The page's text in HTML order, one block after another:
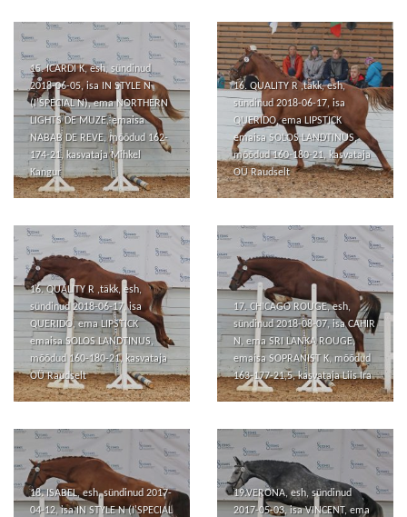
15. ICARDI K, esh, sündinud
2018-06-05, isa IN STYLE N
(I'SPECIAL N), ema NORTHERN
LIGHTS DE MUZE, emaisa
NABAB DE REVE, mõõdud 162-
174-21, kasvataja Mihkel
Kangur
16. QUALITY R ,täkk, esh,
sündinud 2018-06-17, isa
QUERIDO, ema LIPSTICK
emaisa SOLOS LANDTINUS,
mõõdud 160-180-21, kasvataja
OÜ Raudselt
16. QUALITY R ,täkk, esh,
sündinud 2018-06-17, isa
QUERIDO, ema LIPSTICK
emaisa SOLOS LANDTINUS,
mõõdud 160-180-21, kasvataja
OÜ Raudselt
17. CHICAGO ROUGE, esh,
sündinud 2018-08-07, isa CAHIR
N, ema SRI LANKA ROUGE,
emaisa SOPRANIST K, mõõdud
163-177-21,5, kasvataja Liis Ira
18. ISABEL, esh, sündinud 2017-
04-12, isa IN STYLE N (I'SPECIAL
19.VERONA, esh, sündinud
2017-05-03, isa VINCENT, ema